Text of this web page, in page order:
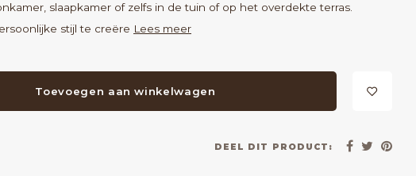
slaapkamer of zelfs in de tuin of op het overdekte terras.
stijl te creëre Lees meer
Toevoegen aan winkelwagen
DEEL DIT PRODUCT: